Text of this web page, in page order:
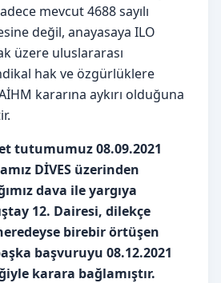
mevcut 4688 sayılı
değil, anayasaya ILO
üzere uluslararası
hak ve özgürlüklere
kararına aykırı olduğuna
tutumumuz 08.09.2021
DİVES üzerinden
dava ile yargıya
12. Dairesi, dilekçe
birebir örtüşen
başvuruyu 08.12.2021
karara bağlamıştır.